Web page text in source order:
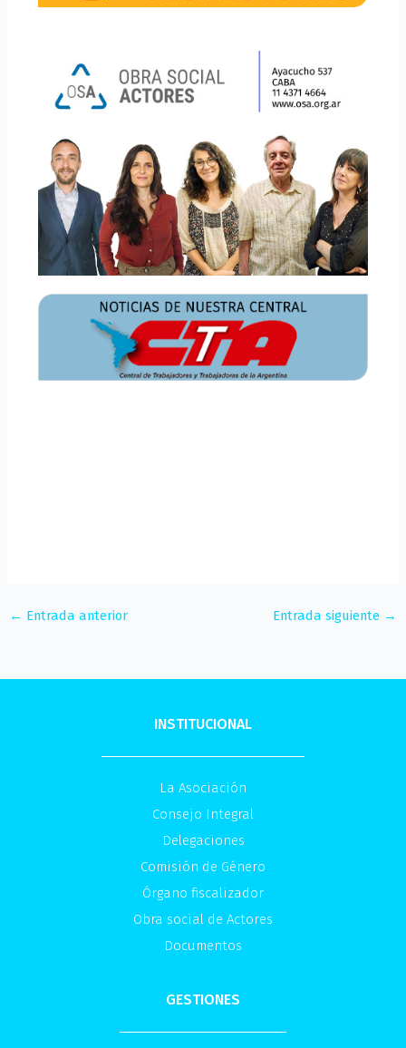
← Entrada anterior Entrada siguiente →
INSTITUCIONAL
La Asociación
Consejo Integral
Delegaciones
Comisión de Género
Órgano fiscalizador
Obra social de Actores
Documentos
GESTIONES